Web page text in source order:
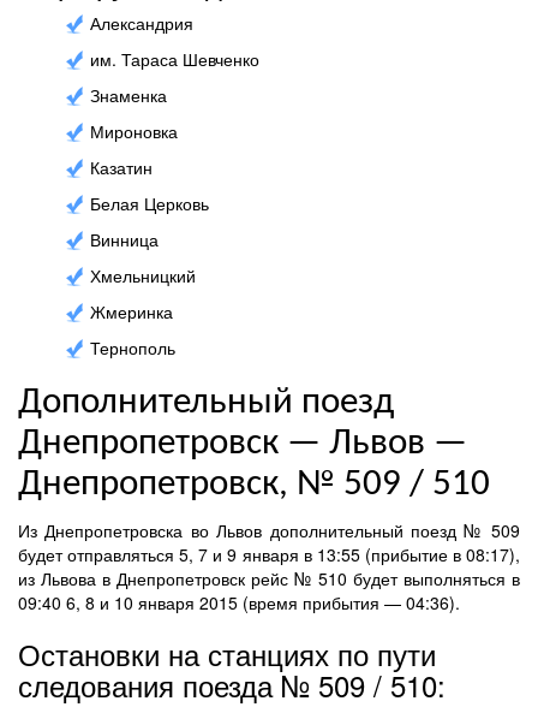
Александрия
им. Тараса Шевченко
Знаменка
Мироновка
Казатин
Белая Церковь
Винница
Хмельницкий
Жмеринка
Тернополь
Дополнительный поезд
Днепропетровск — Львов —
Днепропетровск, № 509 / 510
Из Днепропетровска во Львов дополнительный поезд № 509
будет отправляться 5, 7 и 9 января в 13:55 (прибытие в 08:17),
из Львова в Днепропетровск рейс № 510 будет выполняться в
09:40 6, 8 и 10 января 2015 (время прибытия — 04:36).
Остановки на станциях по пути
следования поезда № 509 / 510: